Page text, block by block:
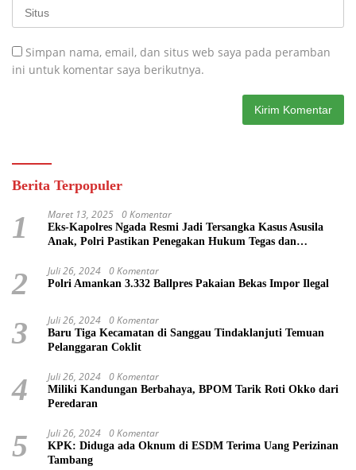
Simpan nama, email, dan situs web saya pada peramban
ini untuk komentar saya berikutnya.
Berita Terpopuler
1 Maret 13, 2025 0 Komentar
Eks-Kapolres Ngada Resmi Jadi Tersangka Kasus Asusila
Anak, Polri Pastikan Penegakan Hukum Tegas dan
2 Juli 26, 2024 0 Komentar
Polri Amankan 3.332 Ballpres Pakaian Bekas Impor Ilegal
3 Juli 26, 2024 0 Komentar
Baru Tiga Kecamatan di Sanggau Tindaklanjuti Temuan
Pelanggaran Coklit
4 Juli 26, 2024 0 Komentar
Miliki Kandungan Berbahaya, BPOM Tarik Roti Okko dari
Peredaran
5 Juli 26, 2024 0 Komentar
KPK: Diduga ada Oknum di ESDM Terima Uang Perizinan
Tambang